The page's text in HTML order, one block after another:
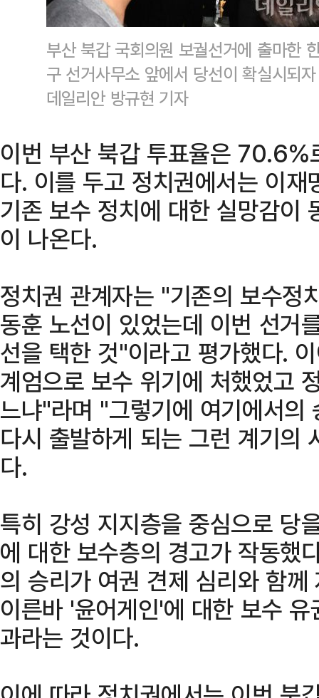
부산 북갑 국회의원 보궐선거에 출마한
구 선거사무소 앞에서 당선이 확실시되
데일리안 방규현 기자
이번 부산 북갑 투표율은 70.6%
다. 이를 두고 정치권에서는 이
기존 보수 정치에 대한 실망감이
이 나온다.
정치권 관계자는 "기존의 보수정
동훈 노선이 있었는데 이번 선거
선을 택한 것"이라고 평가했다.
계엄으로 보수 위기에 처했었고
느냐"라며 "그렇기에 여기에서의
다시 출발하게 되는 그런 계기의
다.
특히 강성 지지층을 중심으로 당
에 대한 보수층의 경고가 작동했
의 승리가 여권 견제 심리와 함
이른바 '윤어게인'에 대한 보수
과라는 것이다.